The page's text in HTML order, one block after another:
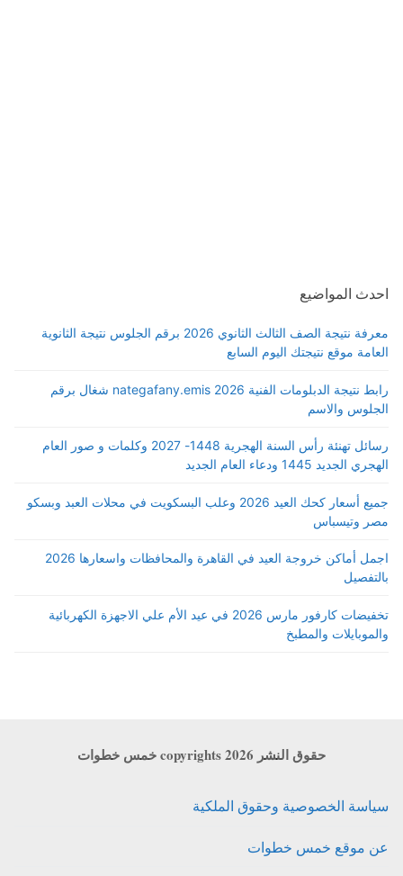
احدث المواضيع
معرفة نتيجة الصف الثالث الثانوي 2026 برقم الجلوس نتيجة الثانوية
العامة موقع نتيجتك اليوم السابع
رابط نتيجة الدبلومات الفنية 2026 nategafany.emis شغال برقم
الجلوس والاسم
رسائل تهنئة رأس السنة الهجرية 1448- 2027 وكلمات و صور العام
الهجري الجديد 1445 ودعاء العام الجديد
جميع أسعار كحك العيد 2026 وعلب البسكويت في محلات العبد وبسكو
مصر وتيسباس
اجمل أماكن خروجة العيد في القاهرة والمحافظات واسعارها 2026
بالتفصيل
تخفيضات كارفور مارس 2026 في عيد الأم علي الاجهزة الكهربائية
والموبايلات والمطبخ
حقوق النشر copyrights 2026 خمس خطوات
سياسة الخصوصية وحقوق الملكية
عن موقع خمس خطوات